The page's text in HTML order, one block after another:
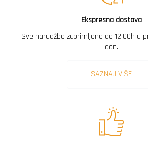
Ekspresna dostava
Sve narudžbe zaprimljene do 12:00h u
dan.
SAZNAJ VIŠE